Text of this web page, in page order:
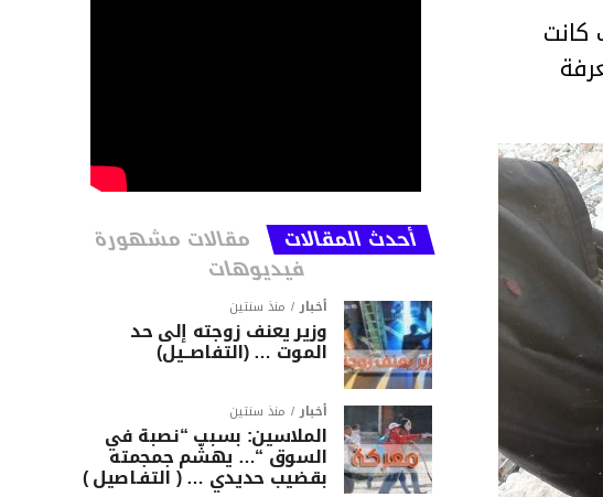
كانت
أحدث المقالات مقالات مشهورة
فيديوهات
أخبار منذ سنتين
وزير يعنف زوجته إلى حد
الموت … (التفاصــيل)
أخبار منذ سنتين
الملاسين: بسبب “نصبة في
السوق “… يهشّم جمجمته
بقضيب حديدي … ( التفـاصيل )